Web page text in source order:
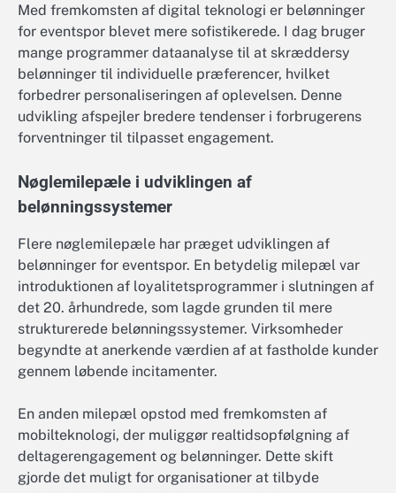
Med fremkomsten af digital teknologi er belønninger
for eventspor blevet mere sofistikerede. I dag bruger
mange programmer dataanalyse til at skræddersy
belønninger til individuelle præferencer, hvilket
forbedrer personaliseringen af oplevelsen. Denne
udvikling afspejler bredere tendenser i forbrugerens
forventninger til tilpasset engagement.
Nøglemilepæle i udviklingen af
belønningssystemer
Flere nøglemilepæle har præget udviklingen af
belønninger for eventspor. En betydelig milepæl var
introduktionen af loyalitetsprogrammer i slutningen af
det 20. århundrede, som lagde grunden til mere
strukturerede belønningssystemer. Virksomheder
begyndte at anerkende værdien af at fastholde kunder
gennem løbende incitamenter.
En anden milepæl opstod med fremkomsten af
mobilteknologi, der muliggør realtidsopfølgning af
deltagerengagement og belønninger. Dette skift
gjorde det muligt for organisationer at tilbyde